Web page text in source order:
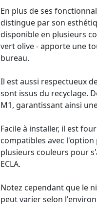
En plus de ses
distingue par son
disponible en plusieurs
vert olive - apporte une
bureau.
Il est aussi respectueux
sont issus du recyclage.
M1, garantissant ainsi
Facile à installer, il est
compatibles avec
plusieurs couleurs pour
ECLA.
Notez cependant que le
peut varier selon